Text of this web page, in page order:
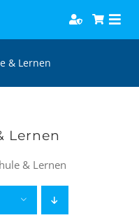
& Lernen
Lernen
& Lernen